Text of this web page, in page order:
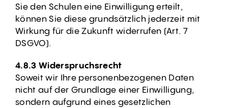
Sie den Schulen eine Einwilligung erteilt,
können Sie diese grundsätzlich jederzeit mit
Wirkung für die Zukunft widerrufen (Art. 7
DSGVO).
4.8.3 Widerspruchsrecht
Soweit wir Ihre personenbezogenen Daten
nicht auf der Grundlage einer Einwilligung,
sondern aufgrund eines gesetzlichen